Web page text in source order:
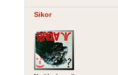
Sikor